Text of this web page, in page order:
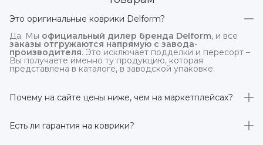
Это оригинальные коврики Delform?
Да. Мы официальный дилер бренда Delform, и все
заказы отгружаются напрямую с завода-
производителя. Это исключает подделки и пересорт –
Вы получаете именно ту продукцию, которая
представлена в каталоге, в заводской упаковке.
Почему на сайте цены ниже, чем на маркетплейсах?
отгрузка идётнапрямую со склада производителя
без посредников.
Есть ли гарантия на коврики?